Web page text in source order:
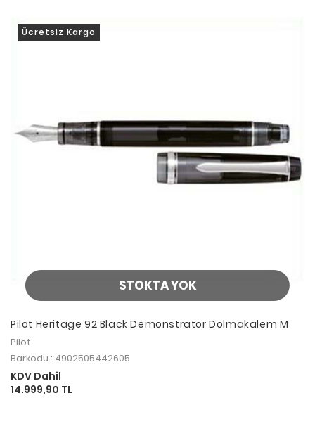
STOKTA YOK
Ücretsiz Kargo
Pilot Heritage 92 Black Demonstrator Dolmakalem M
Pilot
Barkodu : 4902505442605
KDV Dahil
14.999,90 TL